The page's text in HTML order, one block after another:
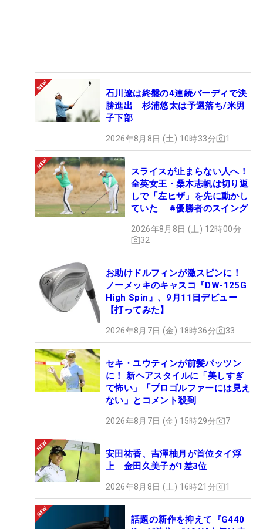
石川遼は終盤の4連続バーディで決
勝進出 杉浦悠太は予選落ち/米男
子下部
2026年8月8日 (土) 10時33分 1
スライスが止まらない人へ！
全英女王・桑木志帆は切り返
しで「左ヒザ」を先に動かし
ていた #優勝者のスイング
2026年8月8日 (土) 12時00分
32
お助けドルフィンが激スピンに！
ノーメッキのキャスコ『DW-125G
High Spin』、9月11日デビュー
【打ってみた】
2026年8月7日 (金) 18時36分 33
セキ・ユウティンが前髪パッツン
に！ 新ヘアスタイルに「美しすぎ
て怖い」「プロゴルファーには見え
ない」とコメント殺到
2026年8月7日 (金) 15時29分 7
安田祐香、吉澤柚月が首位タイ浮
上 金田久美子が1差3位
2026年8月8日 (土) 16時21分 1
話題の新作を抑えて『G440